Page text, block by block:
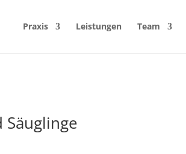
Praxis Leistungen Team